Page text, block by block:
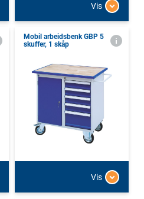
Vis
Mobil arbeidsbenk GBP 5
skuffer, 1 skåp
Vis